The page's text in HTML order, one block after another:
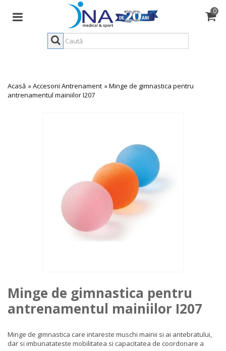
0
Acasă »Accesorii Antrenament »Minge de gimnastica pentru
antrenamentul mainiilor I207
Minge de gimnastica pentru
antrenamentul mainiilor I207
Minge de gimnastica care intareste muschi mainii si ai antebratului,
dar si imbunatateste mobilitatea si capacitatea de coordonare a